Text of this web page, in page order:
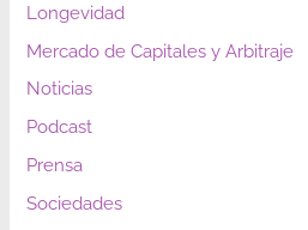
Longevidad
Mercado de Capitales y Arbitraje
Noticias
Podcast
Prensa
Sociedades